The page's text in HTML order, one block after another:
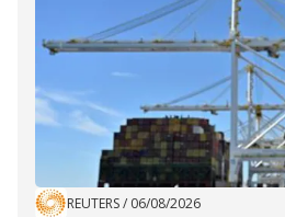
REUTERS/ 06/08/2026